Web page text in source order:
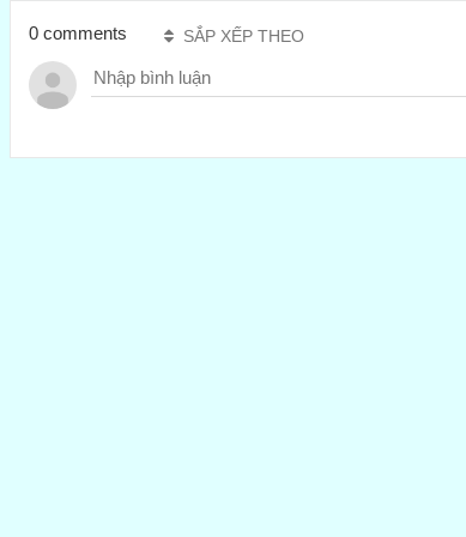
0 comments SẮP XẾP THEO